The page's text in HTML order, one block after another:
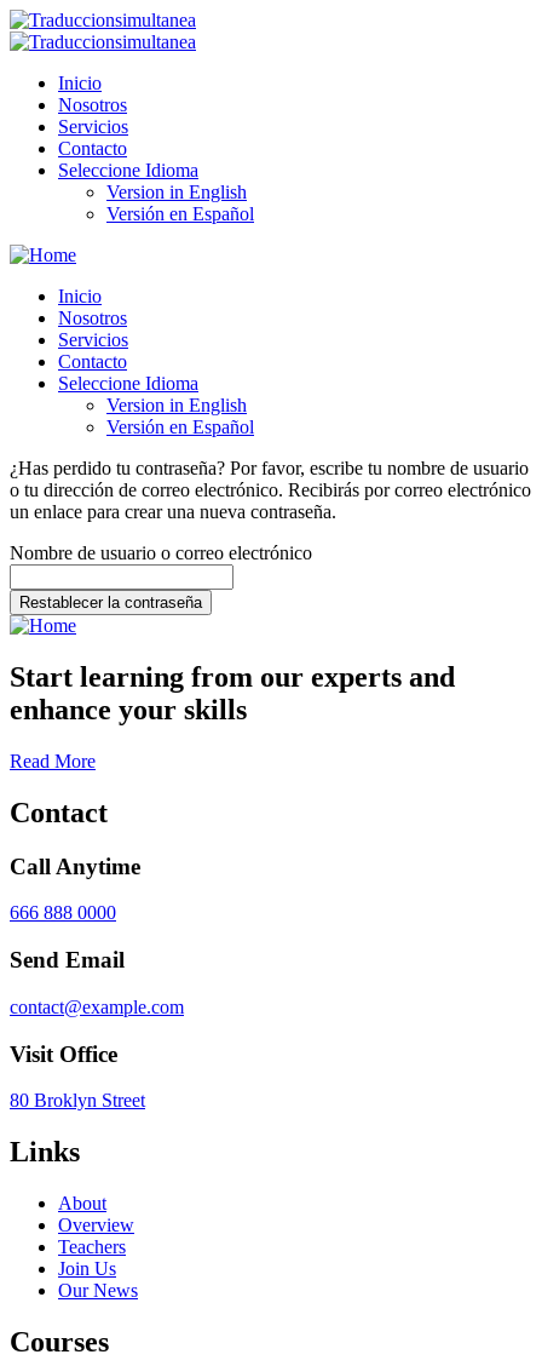
Inicio
Nosotros
Servicios
Contacto
Seleccione Idioma
Version in English
Versión en Español
Inicio
Nosotros
Servicios
Contacto
Seleccione Idioma
Version in English
Versión en Español
¿Has perdido tu contraseña? Por favor, escribe tu nombre de usuario
o tu dirección de correo electrónico. Recibirás por correo electrónico
un enlace para crear una nueva contraseña.
Nombre de usuario o correo electrónico
Restablecer la contraseña
Start learning from our experts and
enhance your skills
Read More
Contact
Call Anytime
666 888 0000
Send Email
contact@example.com
Visit Office
80 Broklyn Street
Links
About
Overview
Teachers
Join Us
Our News
Courses